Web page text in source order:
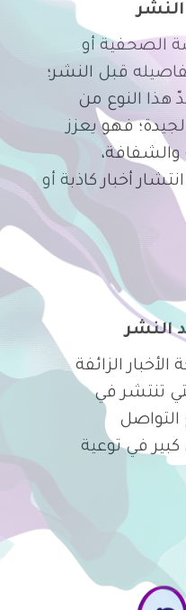
الصحفية أو
قبل النشر؛
100%. يُعدّ هذا النوع من
فهو يعزز
والشفافة،
أخبار كاذبة أو
النشر
الزائفة
تنتشر في
التواصل
في توعية